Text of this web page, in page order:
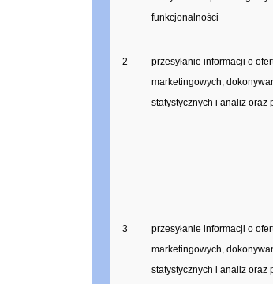
funkcjonalności
2
przesyłanie informacji o
marketingowych,
statystycznych i analiz oraz
3
przesyłanie informacji o
marketingowych,
statystycznych i analiz oraz